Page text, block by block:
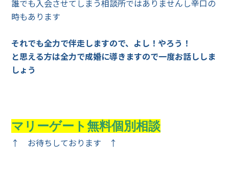
誰でも入会させてしまう相談所ではありませんし辛口の
時もあります
それでも全力で伴走しますので、よし！やろう！
と思える方は全力で成婚に導きますので一度お話ししま
しょう
マリーゲート無料個別相談
↑ お待ちしております ↑